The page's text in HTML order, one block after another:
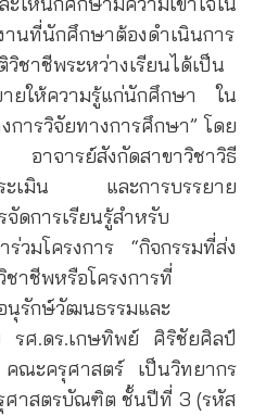
นที่นักศึกษาต้องดำเนินการ
ชาชีพระหว่างเรียนได้เป็น
ยให้ความรู้แก่นักศึกษา ใน
การวิจัยทางการศึกษา” โดย
าจารย์สังกัดสาขาวิชาวิธี
ระเมิน และการบรรยาย
ดการเรียนรู้สำหรับ
วมโครงการ “กิจกรรมที่ส่ง
าชีพหรือโครงการที่
นุรักษ์วัฒนธรรมและ
ศ.ดร.เกษทิพย์ ศิริชัยศิลป์
ณะครุศาสตร์ เป็นวิทยากร
ศาสตรบัณฑิต ชั้นปีที่ 3 (รหัส